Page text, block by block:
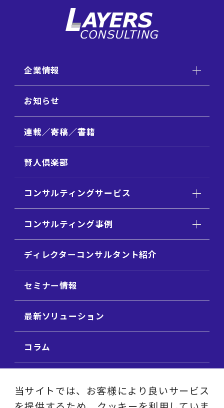
企業情報
お知らせ
連載／寄稿／書籍
賢人倶楽部
コンサルティングサービス
コンサルティング事例
ディレクターコンサルタント紹介
セミナー情報
最新ソリューション
コラム
当サイトでは、お客様により良いサービス